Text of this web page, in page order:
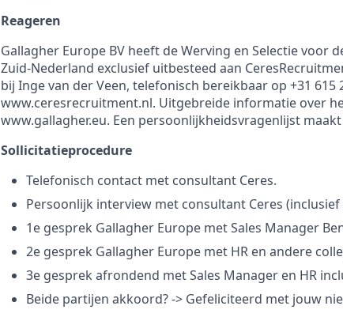
Reageren
Gallagher Europe BV heeft de Werving en Selectie voor
Zuid-Nederland exclusief uitbesteed aan
bij Inge van der Veen, telefonisch bereikbaar op +31 615
www.ceresrecruitment.nl. Uitgebreide informatie over
www.gallagher.eu. Een persoonlijkheidsvragenlijst
Sollicitatieprocedure
Telefonisch contact met consultant Ceres.
Persoonlijk interview met consultant Ceres
1e gesprek Gallagher Europe met Sales Manager
2e gesprek Gallagher Europe met HR en andere
3e gesprek afrondend met Sales Manager en HR
Beide partijen akkoord? -> Gefeliciteerd met jouw